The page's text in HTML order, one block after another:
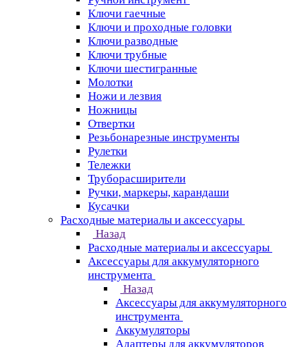
Ключи гаечные
Ключи и проходные головки
Ключи разводные
Ключи трубные
Ключи шестигранные
Молотки
Ножи и лезвия
Ножницы
Отвертки
Резьбонарезные инструменты
Рулетки
Тележки
Труборасширители
Ручки, маркеры, карандаши
Кусачки
Расходные материалы и аксессуары
Назад
Расходные материалы и аксессуары
Аксессуары для аккумуляторного
инструмента
Назад
Аксессуары для аккумуляторного
инструмента
Aккумуляторы
Адаптеры для аккумуляторов